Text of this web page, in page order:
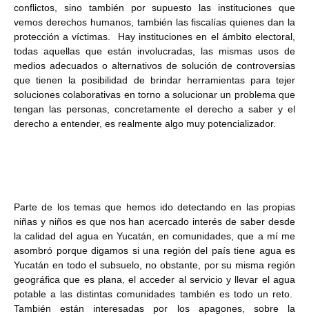
conflictos, sino también por supuesto las instituciones que
vemos derechos humanos, también las fiscalías quienes dan la
protección a víctimas. Hay instituciones en el ámbito electoral,
todas aquellas que están involucradas, las mismas usos de
medios adecuados o alternativos de solución de controversias
que tienen la posibilidad de brindar herramientas para tejer
soluciones colaborativas en torno a solucionar un problema que
tengan las personas, concretamente el derecho a saber y el
derecho a entender, es realmente algo muy potencializador.
Parte de los temas que hemos ido detectando en las propias
niñas y niños es que nos han acercado interés de saber desde
la calidad del agua en Yucatán, en comunidades, que a mí me
asombró porque digamos si una región del país tiene agua es
Yucatán en todo el subsuelo, no obstante, por su misma región
geográfica que es plana, el acceder al servicio y llevar el agua
potable a las distintas comunidades también es todo un reto.
También están interesadas por los apagones, sobre la